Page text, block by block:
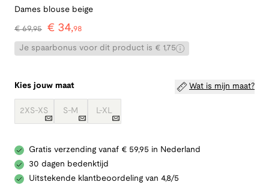
Dames blouse beige
€69,95 € 34,98
Je spaarbonus voor dit product is € 1,75
Kies jouw maat Wat is mijn maat?
2XS-XS S-M L-XL
Gratis verzending vanaf € 59,95 in Nederland
30 dagen bedenktijd
Uitstekende klantbeoordeling van 4,8/5